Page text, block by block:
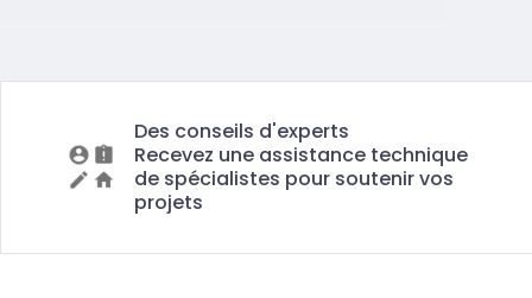
Des conseils d'experts
Recevez une assistance technique
de spécialistes pour soutenir vos
projets